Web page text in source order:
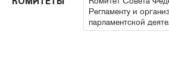
Регламенту и
парламентской